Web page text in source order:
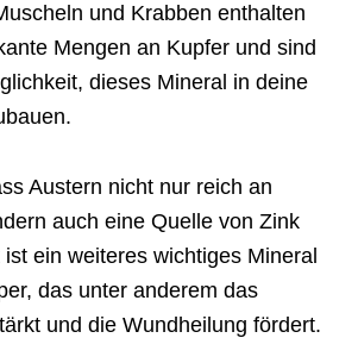
und Krabben enthalten
Mengen an Kupfer und sind
dieses Mineral in deine
Austern nicht nur reich an
auch eine Quelle von Zink
ein weiteres wichtiges Mineral
das unter anderem das
und die Wundheilung fördert.